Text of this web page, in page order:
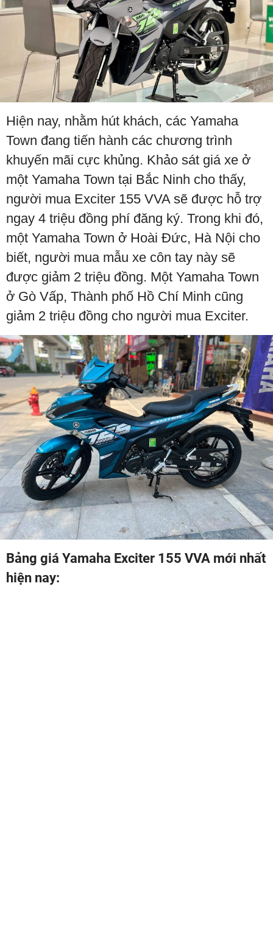
Hiện nay, nhằm hút khách, các Yamaha
Town đang tiến hành các chương trình
khuyến mãi cực khủng. Khảo sát giá xe ở
một Yamaha Town tại Bắc Ninh cho thấy,
người mua Exciter 155 VVA sẽ được hỗ trợ
ngay 4 triệu đồng phí đăng ký. Trong khi đó,
một Yamaha Town ở Hoài Đức, Hà Nội cho
biết, người mua mẫu xe côn tay này sẽ
được giảm 2 triệu đồng. Một Yamaha Town
ở Gò Vấp, Thành phố Hồ Chí Minh cũng
giảm 2 triệu đồng cho người mua Exciter.
Bảng giá Yamaha Exciter 155 VVA mới nhất
hiện nay: